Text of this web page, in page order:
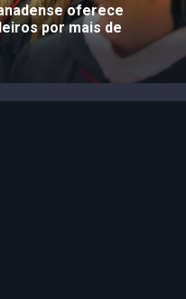
oferece
por mais de